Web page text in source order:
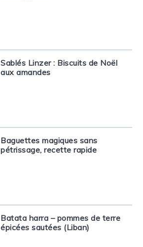
Sablés Linzer : Biscuits de Noël
aux amandes
Baguettes magiques sans
pétrissage, recette rapide
Batata harra – pommes de terre
épicées sautées (Liban)